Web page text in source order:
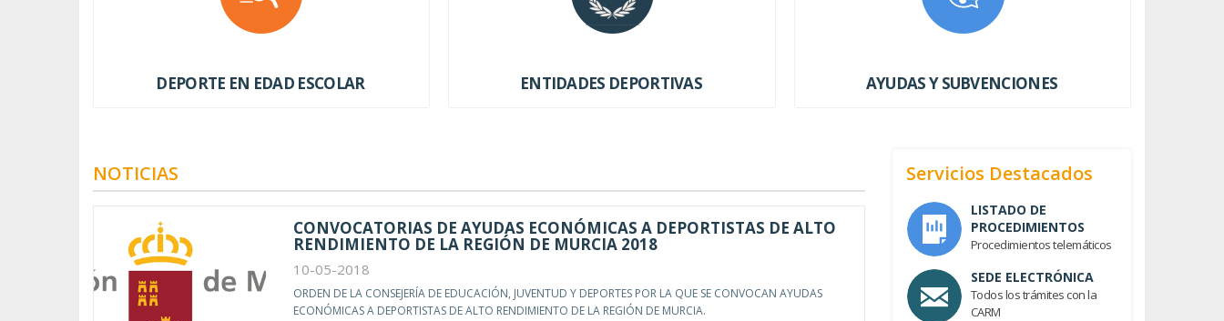
DEPORTE EN EDAD ESCOLAR ENTIDADES DEPORTIVAS AYUDAS Y SUBVENCIONES
NOTICIAS
CONVOCATORIAS DE AYUDAS ECONÓMICAS A DEPORTISTAS DE ALTO
RENDIMIENTO DE LA REGIÓN DE MURCIA 2018
10-05-2018
ORDEN DE LA CONSEJERÍA DE EDUCACIÓN, JUVENTUD Y DEPORTES POR LA QUE SE CONVOCAN AYUDAS
ECONÓMICAS A DEPORTISTAS DE ALTO RENDIMIENTO DE LA REGIÓN DE MURCIA.
Servicios Destacados
LISTADO DE
PROCEDIMIENTOS
Procedimientos telemáticos
SEDE ELECTRÓNICA
Todos los trámites con la
CARM